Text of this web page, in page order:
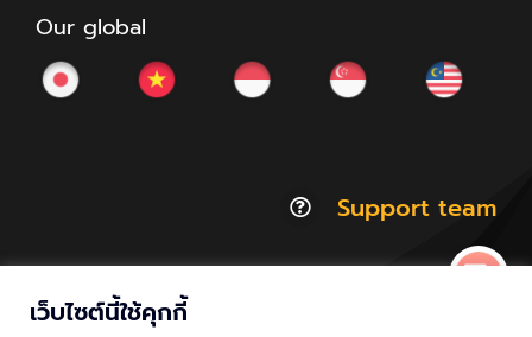
Our global
Support team
เว็บไซต์นี้ใช้คุกกี้